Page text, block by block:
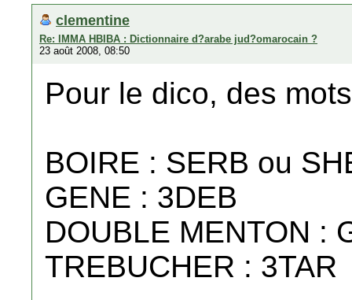
clementine
Re: IMMA HBIBA : Dictionnaire d?arabe jud?omarocain ?
23 août 2008, 08:50
Pour le dico, des
BOIRE : SERB ou
GENE : 3DEB
DOUBLE MENTON :
TREBUCHER : 3TAR